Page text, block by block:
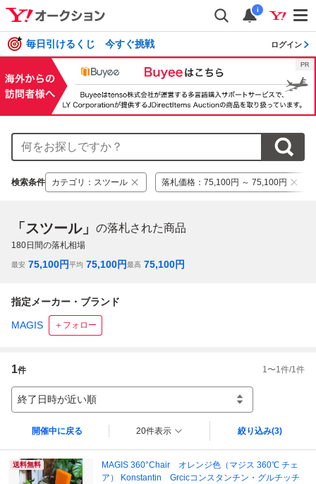
i
毎日引けるくじ 今すぐ挑戦 ログイン
検索条件 カテゴリ ： スツール 落札価格 ： 75,100円 ～ 75,100円
「スツール」 の落札された商品
180日間の落札相場
最安 75,100円平均 75,100円最高 75,100円
指定メーカー・ブランド
MAGIS ＋フォロー
1件 1 〜1 件/1 件
終了日時が近い順
開催中に戻る 20件表示 絞り込み(3)
送料無料
MAGIS 360°Chair オレンジ色（マジス 360℃ チェ
ア） Konstantin Grcicコンスタンチン・グルチッチ